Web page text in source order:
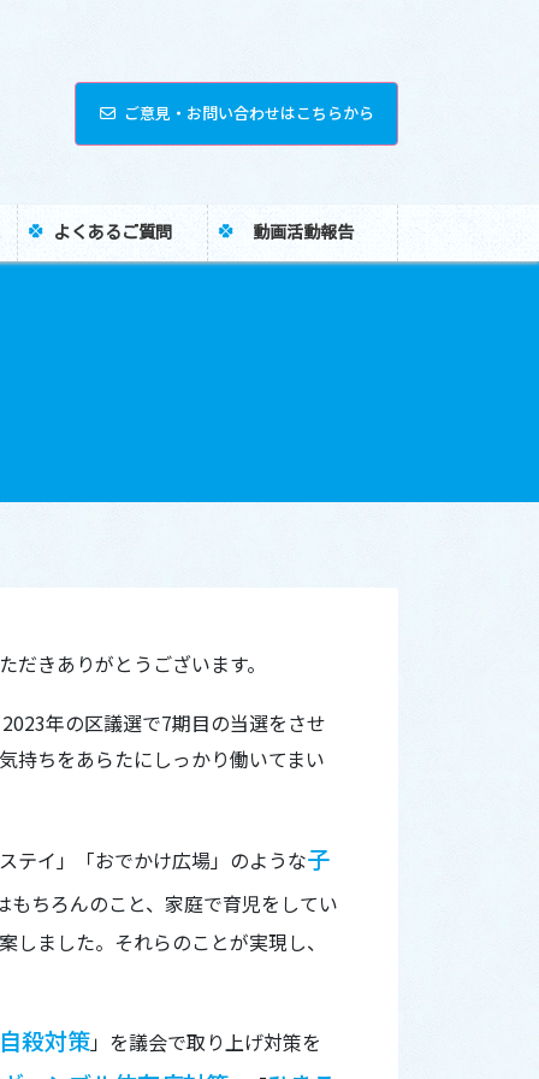
ご意見・お問い合わせはこちらから
よくあるご質問 動画活動報告
きありがとうございます。
年の区議選で7期目の当選をさせ
気持ちをあらたにしっかり働いてまい
テイ」「おでかけ広場」のような子
ちろんのこと、家庭で育児をしてい
ました。それらのことが実現し、
自殺対策」を議会で取り上げ対策を